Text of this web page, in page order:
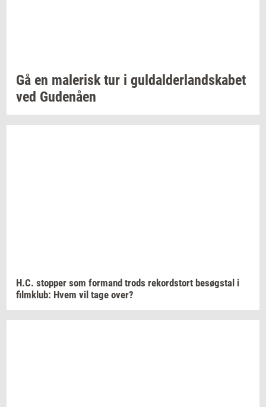
Gå en ma­le­risktur i gul­dal­der­land­ska­bet
ved Gu­denå­en
H.C. stop­per som for­mand trods re­kord­s­tort be­søgstal i
film­klub: Hvem vil tage over?